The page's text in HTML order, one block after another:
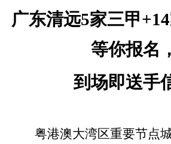
广东清远5家三甲
等你报名，
到场即送手
粤港澳大湾区重要节